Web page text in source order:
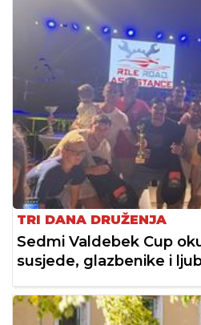
TRI DANA DRUŽENJA
Sedmi Valdebek Cup
susjede, glazbenike i